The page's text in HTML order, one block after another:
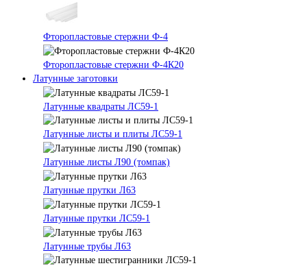
Фторопластовые стержни Ф-4
Фторопластовые стержни Ф-4К20
Латунные заготовки
Латунные квадраты ЛС59-1
Латунные листы и плиты ЛС59-1
Латунные листы Л90 (томпак)
Латунные прутки Л63
Латунные прутки ЛС59-1
Латунные трубы Л63